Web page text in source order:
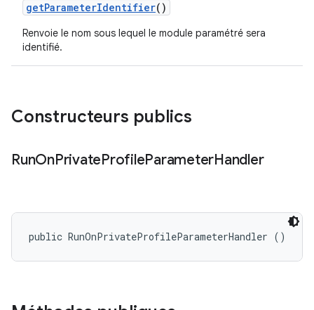
getParameterIdentifier()
Renvoie le nom sous lequel le module paramétré sera
identifié.
Constructeurs publics
RunOnPrivateProfileParameterHandler
public RunOnPrivateProfileParameterHandler ()